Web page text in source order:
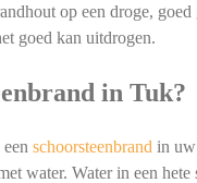
op een droge, goed
goed kan uitdrogen.
in Tuk?
schoorsteenbrand in
water. Water in een hete